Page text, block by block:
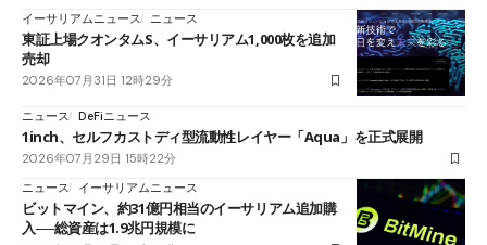
イーサリアムニュース ニュース
東証上場クオンタムS、イーサリアム1,000枚を追加
売却
2026年07月31日 12時29分
ニュース DeFiニュース
1inch、セルフカストディ型流動性レイヤー「Aqua」を正式展開
2026年07月29日 15時22分
ニュース
イーサリアムニュース
ビットマイン、約31億円相当のイーサリアム追加購
入──総資産は1.9兆円規模に